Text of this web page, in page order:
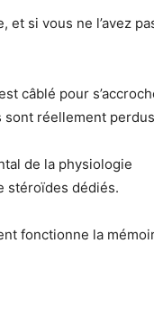
si vous ne l’avez
câblé pour
sont réellement
de la physiologie
stéroïdes dédiés.
fonctionne la